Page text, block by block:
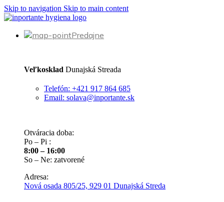
Skip to navigation Skip to main content
Predajne
Veľkosklad Dunajská Streada
Telefón: +421 917 864 685
Email: solava@inportante.sk
Otváracia doba:
Po – Pi :
8:00 – 16:00
So – Ne: zatvorené
Adresa:
Nová osada 805/25, 929 01 Dunajská Streda